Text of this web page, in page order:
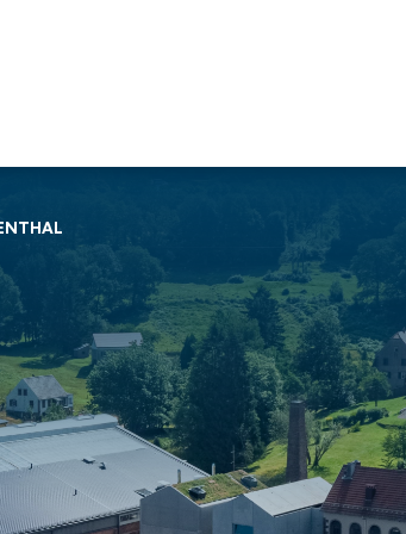
charpente &
métallerie-serrurerie
Charpente en
bois lamellé-
collé
Charpente
métallique
Charpente
mixte acier-
bois
Soprassistance
Contrat
d’entretien
toiture et
réparation
toiture
terrasse